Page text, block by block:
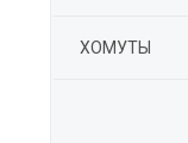
ХОМУТЫ